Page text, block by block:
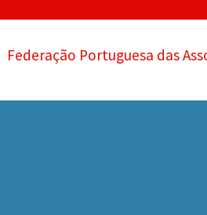
Federação Portuguesa das